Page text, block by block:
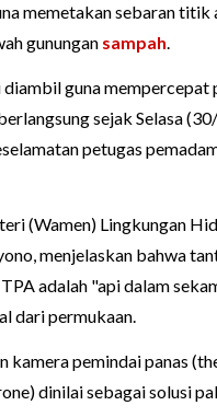
memetakan sebaran titik
gunungan sampah.
diambil guna mempercepat
sejak Selasa
petugas
(Wamen) Lingkungan
menjelaskan bahwa
adalah "api dalam
dari permukaan.
kamera pemindai panas
dinilai sebagai solusi